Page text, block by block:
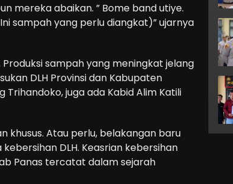
mereka abaikan. ” Bome band utiye.
sampah yang perlu diangkat)” ujarnya
sampah yang meningkat jelang
DLH Provinsi dan Kabupaten
juga ada Kabid Alim Katili
khusus. Atau perlu, belakangan baru
DLH. Keasrian kebersihan
Panas tercatat dalam sejarah